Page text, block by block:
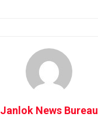
Janlok News Bureau